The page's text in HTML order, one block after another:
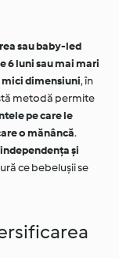
sau baby-led
6 luni sau mai mari
mici dimensiuni, în
metodă permite
pe care le
o mănâncă.
și
ce bebelușii se